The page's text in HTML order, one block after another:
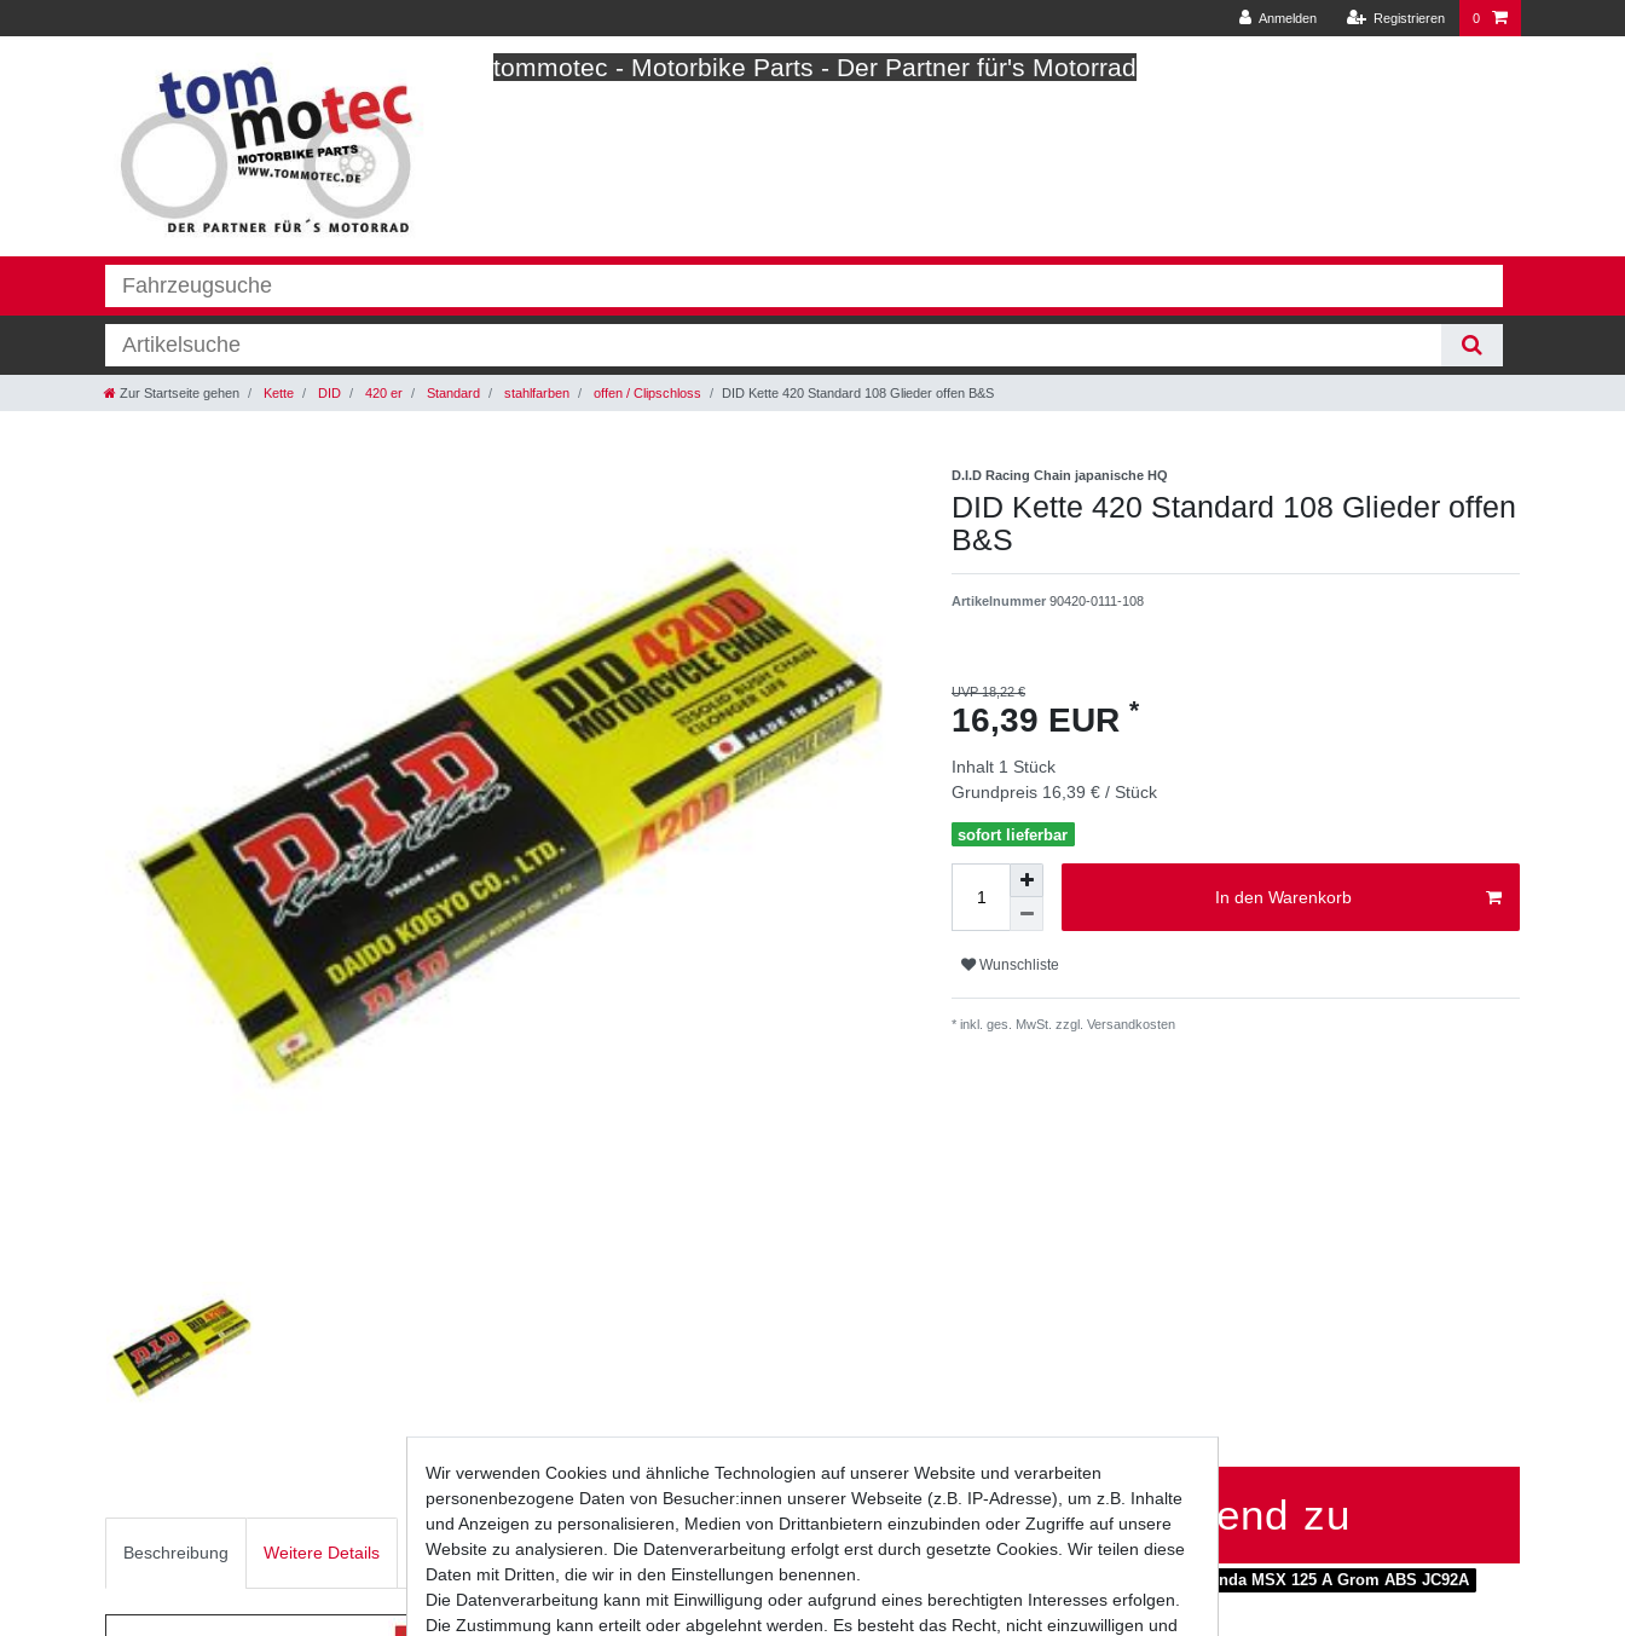
Anmelden Registrieren 0
tommotec - Motorbike Parts - Der Partner für's Motorrad
Zur Startseite gehen Kette DID 420 er Standard stahlfarben offen / Clipschloss DID Kette 420 Standard 108 Glieder offen B&S
D.I.D Racing Chain japanische HQ
DID Kette 420 Standard 108 Glieder offen
B&S
Artikelnummer 90420-0111-108
UVP 18,22 €
16,39 EUR *
Inhalt 1 Stück
Grundpreis 16,39 € / Stück
sofort lieferbar
In den Warenkorb
Wunschliste
* inkl. ges. MwSt. zzgl. Versandkosten
Beschreibung Weitere Details
passend zu
Honda MSX 125 A Grom ABS JC92A
Yamaha RD 80 LC I 10X
Wir verwenden Cookies und ähnliche Technologien auf unserer Website und verarbeiten
personenbezogene Daten von Besucher:innen unserer Webseite (z.B. IP-Adresse), um z.B. Inhalte
und Anzeigen zu personalisieren, Medien von Drittanbietern einzubinden oder Zugriffe auf unsere
Website zu analysieren. Die Datenverarbeitung erfolgt erst durch gesetzte Cookies. Wir teilen diese
Daten mit Dritten, die wir in den Einstellungen benennen.
Die Datenverarbeitung kann mit Einwilligung oder aufgrund eines berechtigten Interesses erfolgen.
Die Zustimmung kann erteilt oder abgelehnt werden. Es besteht das Recht, nicht einzuwilligen und